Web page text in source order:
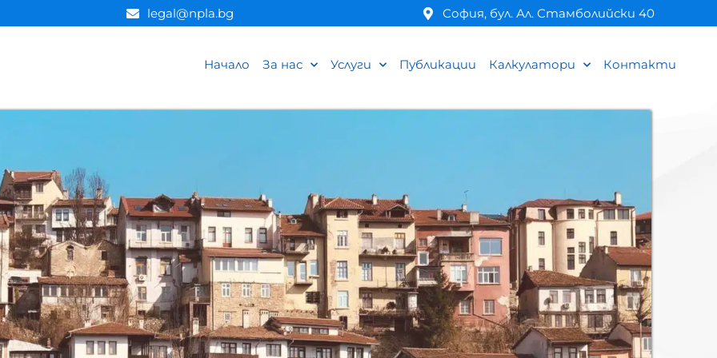
legal@npla.bg София, бул. Ал. Стамболийски 40
Начало За нас Услуги Публикации Калкулатори Контакти